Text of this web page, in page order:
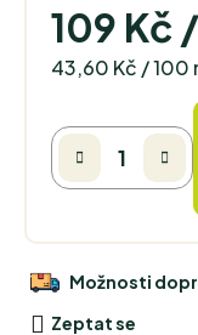
109 Kč
Měrná cena:
43,60 Kč / 100
Zeptat se
Možnosti